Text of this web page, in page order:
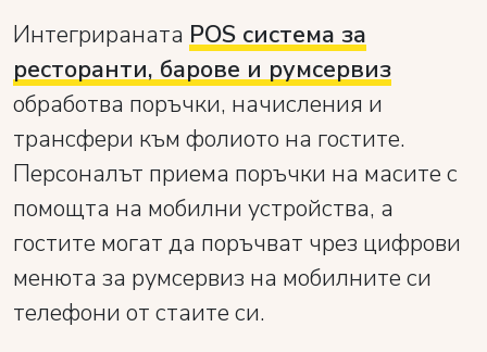
Интегрираната POS система за
ресторанти, барове и румсервиз
обработва поръчки, начисления и
трансфери към фолиото на гостите.
Персоналът приема поръчки на масите с
помощта на мобилни устройства, а
гостите могат да поръчват чрез цифрови
менюта за румсервиз на мобилните си
телефони от стаите си.